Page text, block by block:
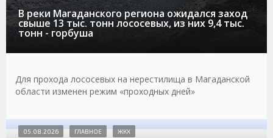
В реки Магаданского региона ожидался заход
свыше 13 тыс. тонн лососевых, из них 9,4 тыс.
тонн - горбуша
Для прохода лососевых на нерестилища в Магаданской
области изменен режим «проходных дней»
05.08.2026 ГЛАВНОЕ ЖКХ